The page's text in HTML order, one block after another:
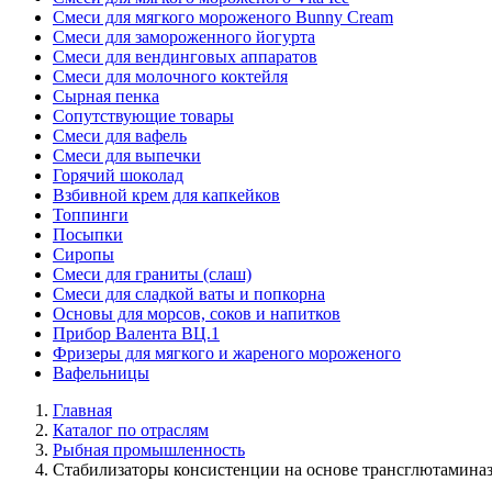
Смеси для мягкого мороженого Bunny Cream
Смеси для замороженного йогурта
Смеси для вендинговых аппаратов
Смеси для молочного коктейля
Сырная пенка
Сопутствующие товары
Смеси для вафель
Смеси для выпечки
Горячий шоколад
Взбивной крем для капкейков
Топпинги
Посыпки
Сиропы
Смеси для граниты (слаш)
Смеси для сладкой ваты и попкорна
Основы для морсов, соков и напитков
Прибор Валента ВЦ.1
Фризеры для мягкого и жареного мороженого
Вафельницы
Главная
Каталог по отраслям
Рыбная промышленность
Стабилизаторы консистенции на основе